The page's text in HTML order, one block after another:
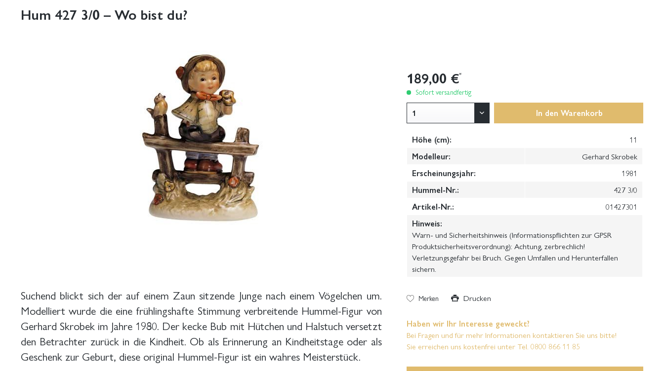
Hum 427 3/0 – Wo bist du?
Suchend blickt sich der auf einem Zaun sitzende Junge nach einem Vögelchen um.
Modelliert wurde die eine frühlingshafte Stimmung verbreitende Hummel-Figur von
Gerhard Skrobek im Jahre 1980. Der kecke Bub mit Hütchen und Halstuch versetzt
den Betrachter zurück in die Kindheit. Ob als Erinnerung an Kindheitstage oder als
Geschenk zur Geburt, diese original Hummel-Figur ist ein wahres Meisterstück.
189,00 €*
Sofort versandfertig
In den Warenkorb
Höhe (cm):
11
Modelleur:
Gerhard Skrobek
Erscheinungsjahr:
1981
Hummel-Nr.:
427 3/0
Artikel-Nr.:
01427301
Hinweis:
Warn- und Sicherheitshinweis (Informationspflichten zur GPSR
Produktsicherheitsverordnung): Achtung, zerbrechlich!
Verletzungsgefahr bei Bruch. Gegen Umfallen und Herunterfallen
sichern.
Merken Drucken
Haben wir Ihr Interesse geweckt?
Bei Fragen und für mehr Informationen kontaktieren Sie uns bitte!
Sie erreichen uns kostenfrei unter Tel. 0800 866 11 85